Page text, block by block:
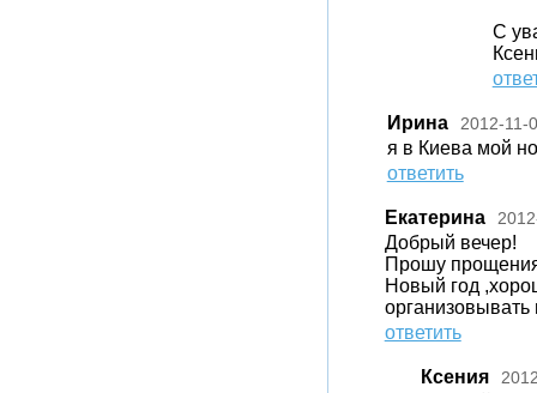
С
Ирина 2012-11-
я в Киева мой
ответить
Екатерина
Добрый вечер!
Прошу
Новый год
организовывать
ответить
Ксения